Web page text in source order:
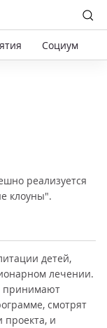
Социум
реализуется
клоуны".
детей,
лечении.
принимают
смотрят
проекта, и